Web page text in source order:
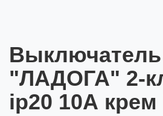
Выключатель
"ЛАДОГА" 2-
ip20 10А крем